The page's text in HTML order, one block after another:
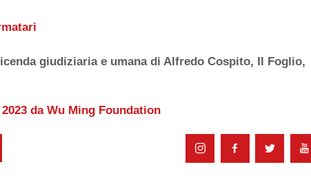
giudiziaria e umana di Alfredo Cospito, Il Foglio,
da Wu Ming Foundation